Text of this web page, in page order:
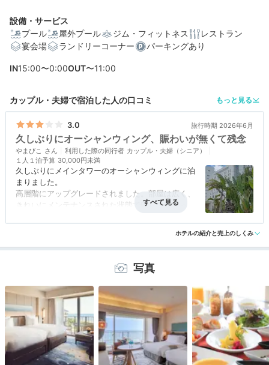
編集部おすすめの３つのポイント
日本料理、鉄板焼、中国料理、バー…etc。多彩なレスト
クラブインターコンチネンタル ラウンジで上質なステイ
が叶う
設備・サービス
プール
屋外プール ジム・フィットネス
レストラン
宴会場
ランドリーコーナー パーキングあり
IN15:00〜0:00OUT〜11:00
カップル・夫婦で宿泊した人の口コミ もっと見る
3.0 旅行時期 2026年6月
久しぶりにオーシャンウィング、賑わいが無くて残念
やまびこ 利用した際の同行者 カップル・夫婦（シニア）
１人１泊予算 30,000円未満
久しぶりにメインタワーのオーシャンウィングに泊
まりました。
高層階にアップグレードされました。部屋は広く、
きれいにメンテナンスされた状態で申し分なかった
されませんでした。ベイウィングに人手を集中して
いるのではないかと感じられました。ドリンククー
ポンを受けとったときにもバーの営業日についての
案内がなくあぶなく無駄になりそうでした。ちょっ
と残念に感じました。
朝食は和食のほうもバイキングになってしまってま
したが、こちらの方が品数おおく、お勧めできま
す。
アクセス 3.0 コスパ 2.5 客室 4.0 接客対応 3.0 風呂 評価なし
ホテルの紹介と売上のしくみ
写真